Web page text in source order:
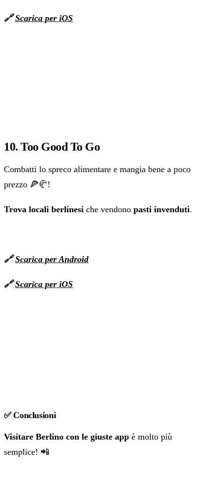
🔗 Scarica per iOS
10. Too Good To Go
Combatti lo spreco alimentare e mangia bene a poco
prezzo 🍕🥐!
Trova locali berlinesi che vendono pasti invenduti.
🔗 Scarica per Android
🔗 Scarica per iOS
✅ Conclusioni
Visitare Berlino con le giuste app è molto più
semplice! 📲